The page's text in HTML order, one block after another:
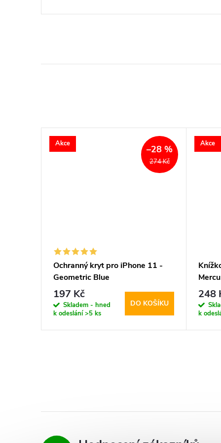
Akce
274 Kč
–28 %
Ochranný kryt pro iPhone 11 -
Geometric Blue
197 Kč
Skladem - hned
k odeslání>5 ks
DO KOŠÍKU
Akce
248
k